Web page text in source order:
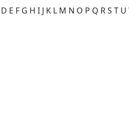
D E F G H I J K L M N O P Q RS T U